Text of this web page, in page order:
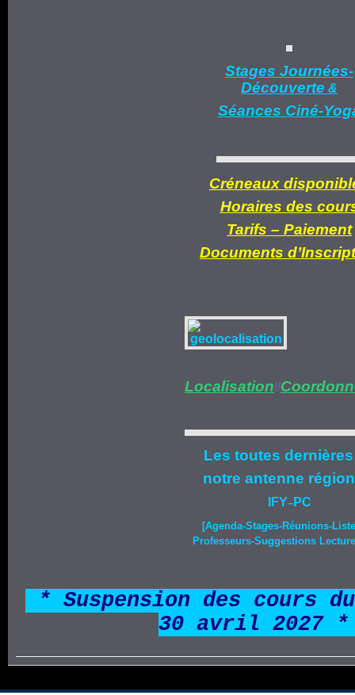
Stages Journées-
Découverte &
Séances Ciné-
Créneaux
Horaires des
Tarifs – Paiement
Documents d’
Localisation//
Les toutes
notre antenne
IFY–PC
[Agenda-Stages-Réunions-
Professeurs-Suggestions
* Suspension des cours
30 avril 2027 *